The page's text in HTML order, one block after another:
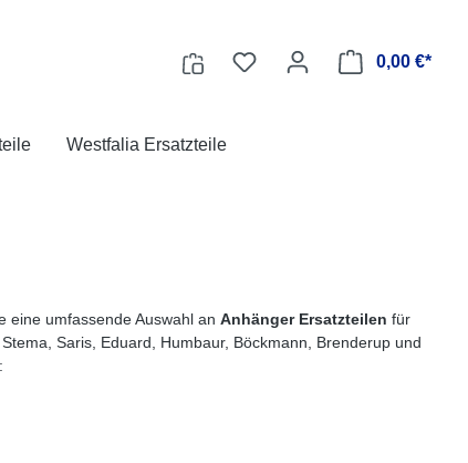
0,00 €*
Westfalia Ersatzteile
eine umfassende Auswahl an Anhänger Ersatzteilen für
Saris, Eduard, Humbaur, Böckmann, Brenderup und